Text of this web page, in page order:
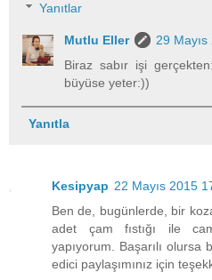
Yanıtlar
Mutlu Eller
29
Biraz sabır işi
büyüse yeter:))
Yanıtla
Kesipyap 22 Mayıs 2015
Ben de, bugünlerde, bir
adet çam fıstığı ile
yapıyorum. Başarılı olursa
edici paylaşımınız için